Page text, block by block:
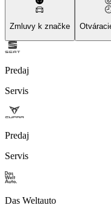
Zmluvy k značke
Predaj
Servis
Predaj
Servis
Das Weltauto